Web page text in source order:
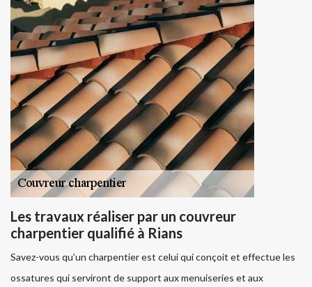
Les travaux réaliser par un couvreur
charpentier qualifié à Rians
Savez-vous qu’un charpentier est celui qui conçoit et effectue les
ossatures qui serviront de support aux menuiseries et aux